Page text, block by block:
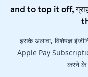
and to top it off,
इसके अलावा, विशेषज्ञ
Apple Pay
करने के